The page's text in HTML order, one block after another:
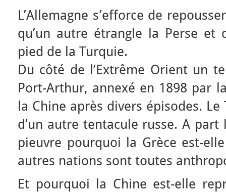
L’Allemagne s’efforce de
qu’un autre étrangle la Perse et
pied de la Turquie.
Du côté de l’Extrême Orient un
Port-Arthur, annexé en 1898 par
la Chine après divers épisodes.
d’un autre tentacule russe. A part
pieuvre pourquoi la Grèce est-
autres nations sont toutes
Et pourquoi la Chine est-elle